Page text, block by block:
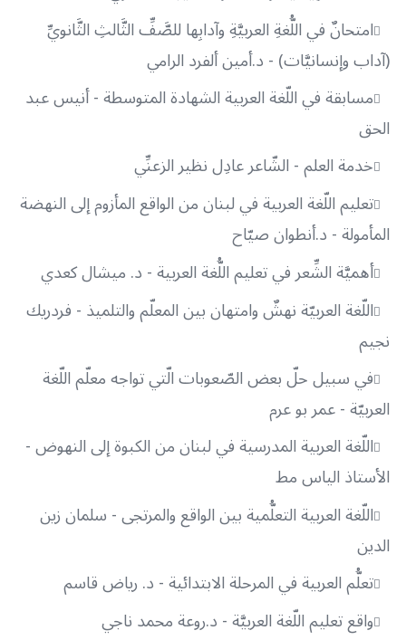
امتحانٌ في اللُّغةِ العربيَّةِ وآدابِها للصَّفِّ الثَّالثِ الثَّانويِّ
(آداب وإنسانيَّات) - د.أمين ألفرد الرامي
مسابقة في اللّغة العربية الشهادة المتوسطة - أنيس عبد
الحق
خدمة العلم - الشّاعر عادِل نظير الزعنِّي
تعليم اللّغة العربية في لبنان من الواقع المأزوم إلى النهضة
المأمولة - د.أنطوان صيّاح
أهميَّة الشِّعر في تعليم اللُّغة العربية - د. ميشال كعدي
اللّغة العربيّة نهشٌ وامتهان بين المعلّم والتلميذ - فردريك
نجيم
في سبيل حلّ بعض الصّعوبات الّتي تواجه معلّم اللّغة
العربيّة - عمر بو عرم
اللّغة العربية المدرسية في لبنان من الكبوة إلى النهوض -
الأستاذ الياس مط
اللّغة العربية التعلُّمية بين الواقع والمرتجى - سلمان زين
الدين
تعلُّم العربية في المرحلة الابتدائية - د. رياض قاسم
واقع تعليم اللّغة العربيَّة - د.روعة محمد ناجي